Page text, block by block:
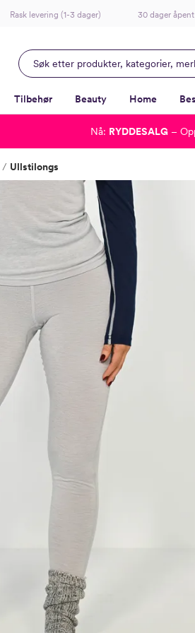
Rask levering (1-3 dager) 30 dager
Tilbehør Beauty Home
Lagt i kurven, utmerket
Ullstilongs
Nå: RYDDESALG –
-
-
-
-